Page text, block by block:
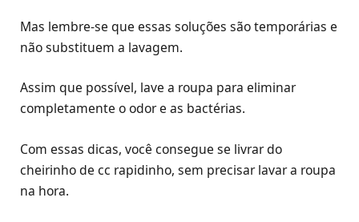
Mas lembre-se que essas soluções são temporárias e
não substituem a lavagem.
Assim que possível, lave a roupa para eliminar
completamente o odor e as bactérias.
Com essas dicas, você consegue se livrar do
cheirinho de cc rapidinho, sem precisar lavar a roupa
na hora.